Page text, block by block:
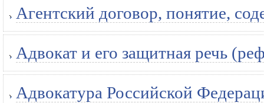
Агентский договор, понятие,
Адвокат и его защитная речь
Адвокатура Российской